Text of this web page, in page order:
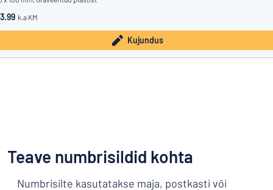
k.a KM
Kujundus
Teave numbrisildid kohta
Numbrisilte kasutatakse maja, postkasti või